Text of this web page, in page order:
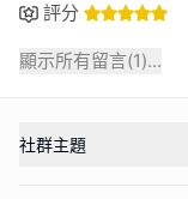
評分
顯示所有留言(1)...
社群主題